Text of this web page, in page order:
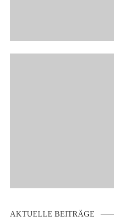
AKTUELLE BEITRÄGE